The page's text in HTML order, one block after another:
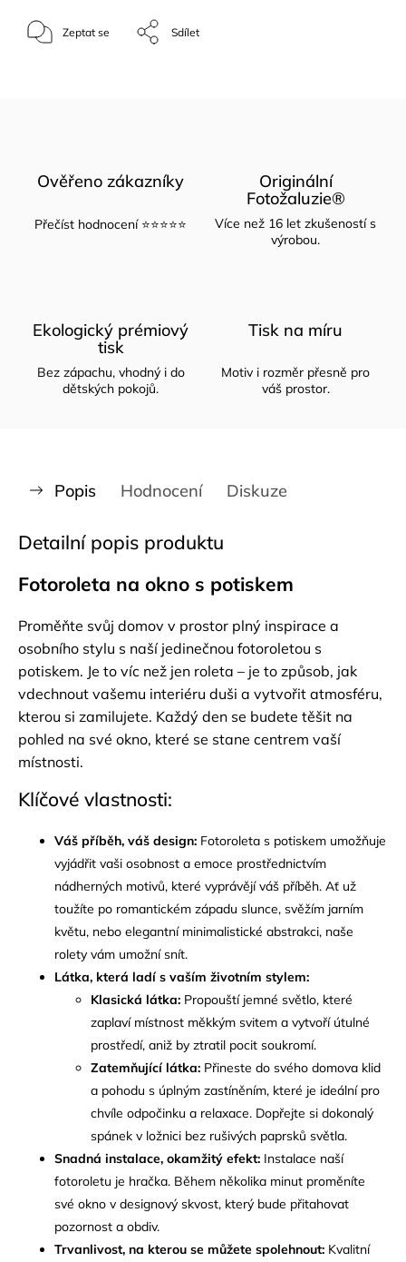
Zeptat se Sdílet
Ověřeno zákazníky
Přečíst hodnocení ⭐⭐⭐⭐⭐
Originální
Fotožaluzie®
Více než 16 let zkušeností s
výrobou.
Ekologický prémiový
tisk
Bez zápachu, vhodný i do
dětských pokojů.
Tisk na míru
Motiv i rozměr přesně pro
váš prostor.
Popis Hodnocení Diskuze
Detailní popis produktu
Fotoroleta na okno s potiskem
Proměňte svůj domov v prostor plný inspirace a
osobního stylu s naší jedinečnou fotoroletou s
potiskem. Je to víc než jen roleta – je to způsob, jak
vdechnout vašemu interiéru duši a vytvořit atmosféru,
kterou si zamilujete. Každý den se budete těšit na
pohled na své okno, které se stane centrem vaší
místnosti.
Klíčové vlastnosti:
Váš příběh, váš design: Fotoroleta s potiskem umožňuje
vyjádřit vaši osobnost a emoce prostřednictvím
nádherných motivů, které vyprávějí váš příběh. Ať už
toužíte po romantickém západu slunce, svěžím jarním
květu, nebo elegantní minimalistické abstrakci, naše
rolety vám umožní snít.
Látka, která ladí s vaším životním stylem:
Klasická látka: Propouští jemné světlo, které
zaplaví místnost měkkým svitem a vytvoří útulné
prostředí, aniž by ztratil pocit soukromí.
Zatemňující látka: Přineste do svého domova klid
a pohodu s úplným zastíněním, které je ideální pro
chvíle odpočinku a relaxace. Dopřejte si dokonalý
spánek v ložnici bez rušivých paprsků světla.
Snadná instalace, okamžitý efekt: Instalace naší
fotoroletu je hračka. Během několika minut proměníte
své okno v designový skvost, který bude přitahovat
pozornost a obdiv.
Trvanlivost, na kterou se můžete spolehnout: Kvalitní